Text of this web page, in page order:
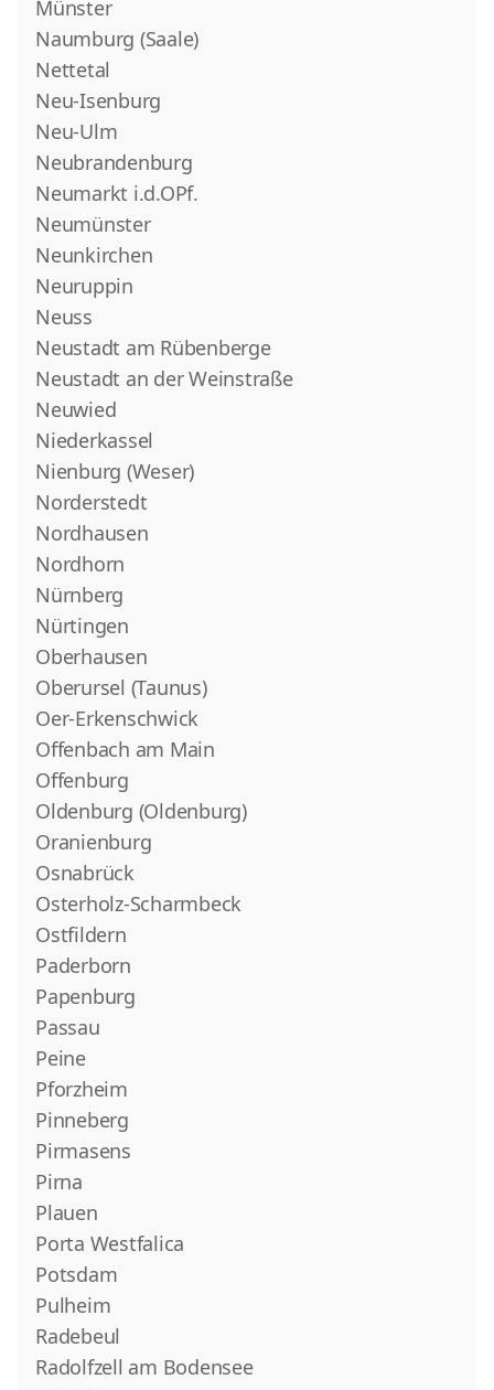
Münster
Naumburg (Saale)
Nettetal
Neu-Isenburg
Neu-Ulm
Neubrandenburg
Neumarkt i.d.OPf.
Neumünster
Neunkirchen
Neuruppin
Neuss
Neustadt am Rübenberge
Neustadt an der Weinstraße
Neuwied
Niederkassel
Nienburg (Weser)
Norderstedt
Nordhausen
Nordhorn
Nürnberg
Nürtingen
Oberhausen
Oberursel (Taunus)
Oer-Erkenschwick
Offenbach am Main
Offenburg
Oldenburg (Oldenburg)
Oranienburg
Osnabrück
Osterholz-Scharmbeck
Ostfildern
Paderborn
Papenburg
Passau
Peine
Pforzheim
Pinneberg
Pirmasens
Pirna
Plauen
Porta Westfalica
Potsdam
Pulheim
Radebeul
Radolfzell am Bodensee